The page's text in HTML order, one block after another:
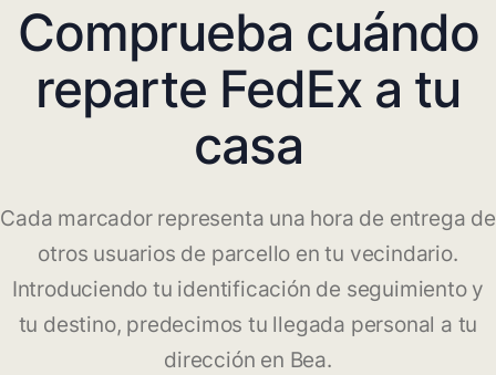
Comprueba cuándo
reparte FedEx a tu
casa
Cada marcador representa una hora de entrega de
otros usuarios de parcello en tu vecindario.
Introduciendo tu identificación de seguimiento y
tu destino, predecimos tu llegada personal a tu
dirección en Bea.